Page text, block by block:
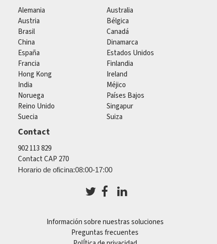
Alemania
Australia
Austria
Bélgica
Brasil
Canadá
China
Dinamarca
España
Estados Unidos
Francia
Finlandia
Hong Kong
Ireland
India
Méjico
Noruega
Países Bajos
Reino Unido
Singapur
Suecia
Suiza
Contact
902 113 829
Contact CAP 270
Horario de oficina:08:00-17:00
Información sobre nuestras soluciones
Preguntas frecuentes